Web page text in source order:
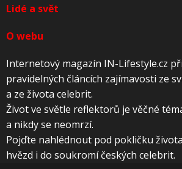
Lidé a svět
O webu
Internetový magazín IN-Lifestyle.cz
pravidelných článcích zajímavosti ze
a ze života celebrit.
Život ve světle reflektorů je věčné
a nikdy se neomrzí.
Pojďte nahlédnout pod pokličku
hvězd i do soukromí českých celebrit.